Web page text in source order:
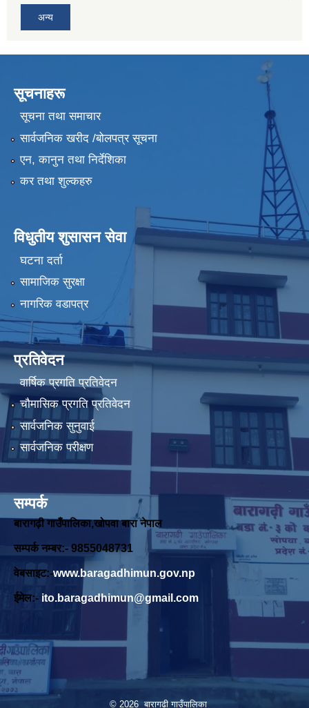
अन्य
सूचनाहरू
सूचना तथा समाचार
सार्वजनिक खरीद /बोलपत्र सूचना
एन, कानुन तथा निर्देशिका
कर तथा शुल्कहरु
विधुतीय शुसासन सेवा
घटना दर्ता
सामाजिक सुरक्षा
नागरिक वडापत्र
प्रतिवेदन
वार्षिक प्रगति प्रतिवेदन
चौमासिक प्रगति प्रतिवेदन
सार्वजनिक सुनुवाई
सार्वजनिक परीक्षण
सम्पर्क
बारागढ़ी गाउँपालिका,खोपवा बारा नेपाल
सम्पर्क नम्बर:- 9855048731
वेबसाइट:-www.baragadhimun.gov.np
ईमेल:- ito.baragadhimun@gmail.com
© 2026 बारागढी गाउँपालिका